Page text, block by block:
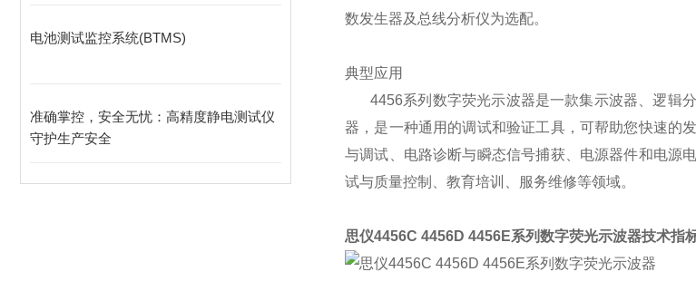
电池测试监控系统(BTMS)
准确掌控，安全无忧：高精度静电测试仪
守护生产安全
数发生器及总线分析仪为选配。
典型应用
4456系列数字荧光示波器是一款集示波器、逻辑
器，是一种通用的调试和验证工具，可帮助您快速的
与调试、电路诊断与瞬态信号捕获、电源器件和电源
试与质量控制、教育培训、服务维修等领域。
思仪4456C 4456D 4456E系列数字荧光示波器技术指